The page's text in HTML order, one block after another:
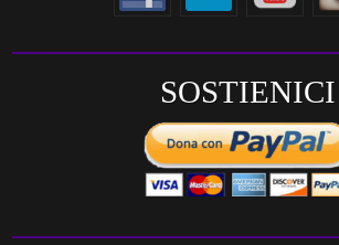
SOSTIENICI